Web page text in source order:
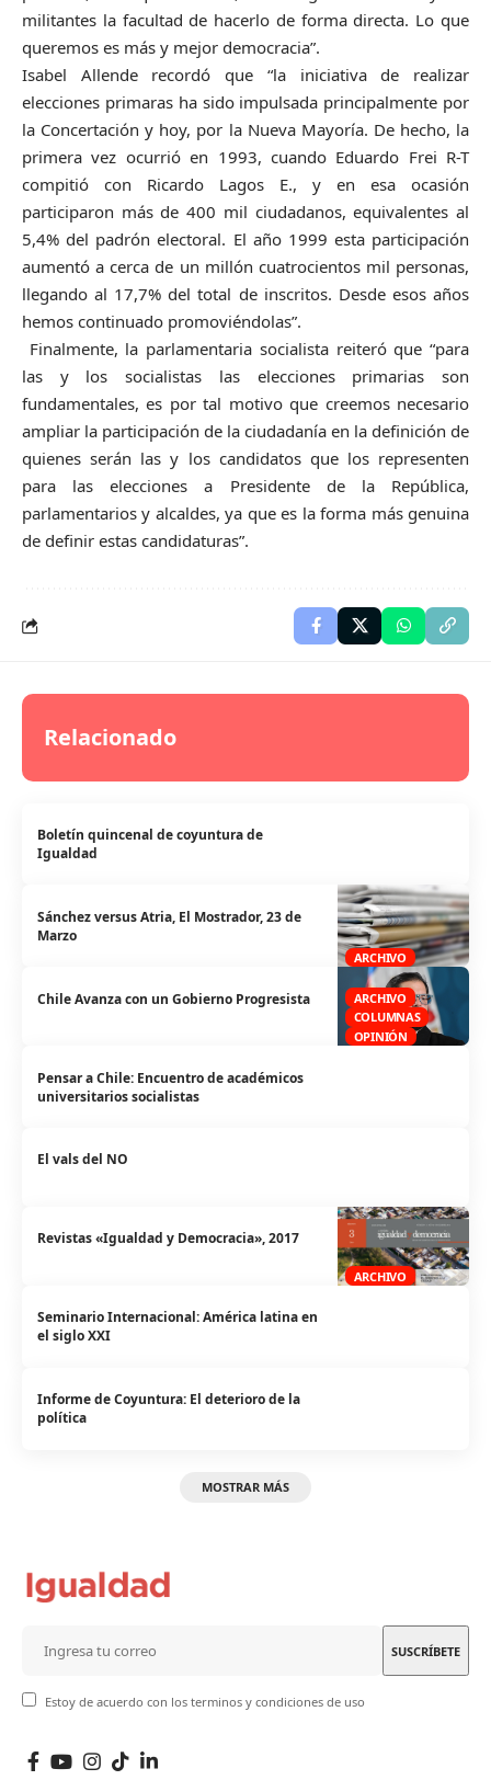
militantes la facultad de hacerlo de forma directa. Lo que
queremos es más y mejor democracia”.
Isabel Allende recordó que “la iniciativa de realizar
elecciones primaras ha sido impulsada principalmente por
la Concertación y hoy, por la Nueva Mayoría. De hecho, la
primera vez ocurrió en 1993, cuando Eduardo Frei R-T
compitió con Ricardo Lagos E., y en esa ocasión
participaron más de 400 mil ciudadanos, equivalentes al
5,4% del padrón electoral. El año 1999 esta participación
aumentó a cerca de un millón cuatrocientos mil personas,
llegando al 17,7% del total de inscritos. Desde esos años
hemos continuado promoviéndolas”.
Finalmente, la parlamentaria socialista reiteró que “para
las y los socialistas las elecciones primarias son
fundamentales, es por tal motivo que creemos necesario
ampliar la participación de la ciudadanía en la definición de
quienes serán las y los candidatos que los representen
para las elecciones a Presidente de la República,
parlamentarios y alcaldes, ya que es la forma más genuina
de definir estas candidaturas”.
Relacionado
Boletín quincenal de coyuntura de
Igualdad
ARCHIVO
Sánchez versus Atria, El Mostrador, 23 de
Marzo
ARCHIVO
COLUMNAS
OPINIÓN
Chile Avanza con un Gobierno Progresista
Pensar a Chile: Encuentro de académicos
universitarios socialistas
El vals del NO
ARCHIVO
Revistas «Igualdad y Democracia», 2017
Seminario Internacional: América latina en
el siglo XXI
Informe de Coyuntura: El deterioro de la
política
MOSTRAR MÁS
Estoy de acuerdo con los terminos y condiciones de uso